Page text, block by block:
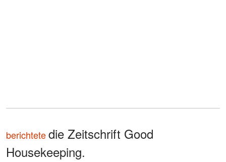
berichtetedie Zeitschrift Good
Housekeeping.